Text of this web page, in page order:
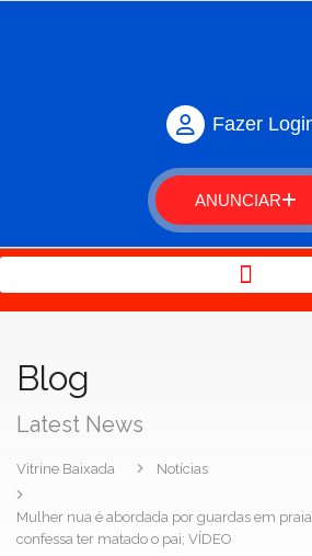
Fazer
ANUNCIAR
Blog
Latest News
Vitrine Baixada Notícias
Mulher nua é abordada por guardas em
confessa ter matado o pai; VÍDEO